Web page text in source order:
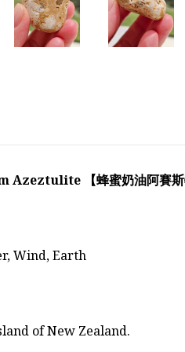
Azeztulite 【蜂蜜奶油阿賽斯
Wind, Earth
of New Zealand.